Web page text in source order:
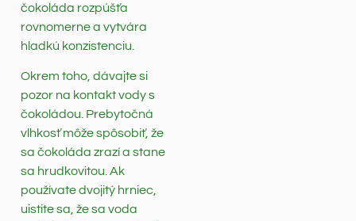
čokoláda rozpúšťa
rovnomerne a vytvára
hladkú konzistenciu.
Okrem toho, dávajte si
pozor na kontakt vody s
čokoládou. Prebytočná
vlhkosť môže spôsobiť, že
sa čokoláda zrazí a stane
sa hrudkovitou. Ak
používate dvojitý hrniec,
uistite sa, že sa voda